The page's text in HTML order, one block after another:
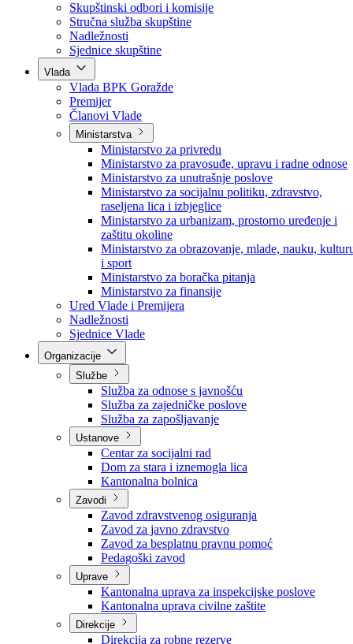
Poslanici po strankama
Poslanici po klubovima naroda
Kolegij skupštine
Skupštinski odbori i komisije
Stručna služba skupštine
Nadležnosti
Sjednice skupštine
Vlada
Vlada BPK Goražde
Premijer
Članovi Vlade
Ministarstva
Ministarstvo za privredu
Ministarstvo za pravosuđe, upravu i radne odnose
Ministarstvo za unutrašnje poslove
Ministarstvo za socijalnu politiku, zdravstvo,
raseljena lica i izbjeglice
Ministarstvo za urbanizam, prostorno uređenje i
zaštitu okoline
Ministarstvo za obrazovanje, mlade, nauku,
i sport
Ministarstvo za boračka pitanja
Ministarstvo za finansije
Ured Vlade i Premijera
Nadležnosti
Sjednice Vlade
Službe
Služba za odnose s javnošću
Služba za zajedničke poslove
Služba za zapošljavanje
Ustanove
Centar za socijalni rad
Dom za stara i iznemogla lica
Kantonalna bolnica
Zavodi
Zavod zdravstvenog osiguranja
Zavod za javno zdravstvo
Zavod za besplatnu pravnu pomoć
Pedagoški zavod
Uprave
Kantonalna uprava za inspekcijske poslove